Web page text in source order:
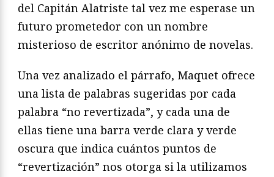
del Capitán Alatriste tal vez me esperase un
futuro prometedor con un nombre
misterioso de escritor anónimo de novelas.
Una vez analizado el párrafo, Maquet ofrece
una lista de palabras sugeridas por cada
palabra “no revertizada”, y cada una de
ellas tiene una barra verde clara y verde
oscura que indica cuántos puntos de
“revertización” nos otorga si la utilizamos